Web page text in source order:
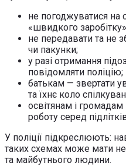
не погоджуватися на
«швидкого заробітку»
не передавати та не
чи пакунки;
у разі отримання
повідомляти поліцію;
батькам — звертати
та їхнє коло
освітянам і
роботу серед
У поліції підкреслюють:
таких схемах може мати
та майбутнього людини.